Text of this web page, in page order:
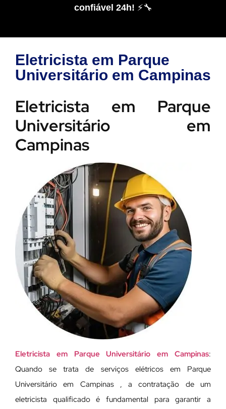
confiável 24h! ⚡🔧
Eletricista em Parque
Universitário em Campinas
Eletricista em Parque
Universitário em
Campinas
Eletricista em Parque Universitário em Campinas:
Quando se trata de serviços elétricos em Parque
Universitário em Campinas , a contratação de um
eletricista qualificado é fundamental para garantir a